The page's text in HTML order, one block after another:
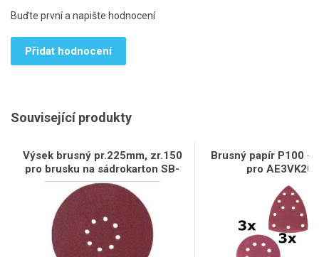
Buďte první a napište hodnocení
Přidat hodnocení
Související produkty
Výsek brusný pr.225mm, zr.150
pro brusku na sádrokarton SB-
600
Brusný papír P100 -
pro